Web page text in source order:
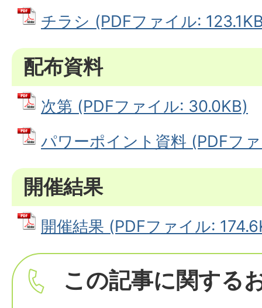
チラシ (PDFファイル:
配布資料
次第 (PDFファイル: 30.0KB)
パワーポイント資料 (PDFフ
開催結果
開催結果 (PDFファイル:
この記事に関する